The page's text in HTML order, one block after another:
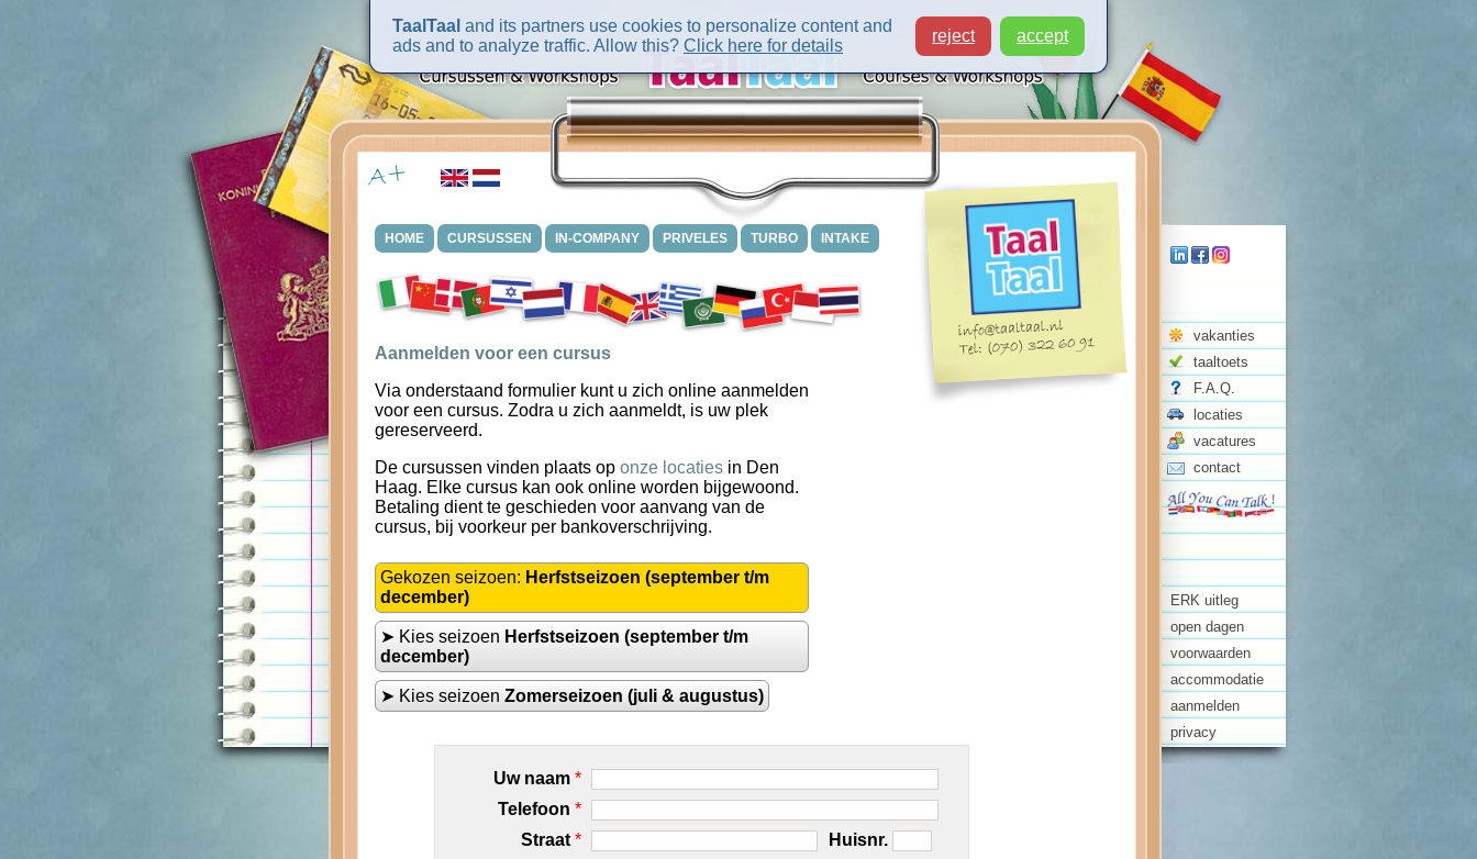
vakanties
taaltoets
F.A.Q.
locaties
vacatures
contact
ERK uitleg
open dagen
voorwaarden
accommodatie
aanmelden
privacy
HOME CURSUSSEN IN-COMPANY PRIVELES TURBO INTAKE
Aanmelden voor een cursus
Via onderstaand formulier kunt u zich online aanmelden
voor een cursus. Zodra u zich aanmeldt, is uw plek
gereserveerd.
De cursussen vinden plaats op onze locaties in Den
Haag. Elke cursus kan ook online worden bijgewoond.
Betaling dient te geschieden voor aanvang van de
cursus, bij voorkeur per bankoverschrijving.
Gekozen seizoen: Herfstseizoen (september t/m
december)
➤ Kies seizoen Herfstseizoen (september t/m
december)
➤ Kies seizoen Zomerseizoen (juli & augustus)
Uw naam *
Telefoon *
Straat *
Huisnr.
TaalTaal and its partners use cookies to personalize content and
ads and to analyze traffic. Allow this? Click here for details
reject accept